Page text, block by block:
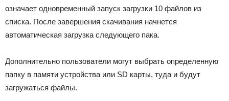
означает одновременный запуск загрузки 10 файлов из
списка. После завершения скачивания начнется
автоматическая загрузка следующего пака.
Дополнительно пользователи могут выбрать определенную
папку в памяти устройства или SD карты, туда и будут
загружаться файлы.